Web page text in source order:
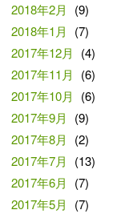
2018年2月
(9)
2018年1月
(7)
2017年12月
(4)
2017年11月
(6)
2017年10月
(6)
2017年9月
(9)
2017年8月
(2)
2017年7月
(13)
2017年6月
(7)
2017年5月
(7)